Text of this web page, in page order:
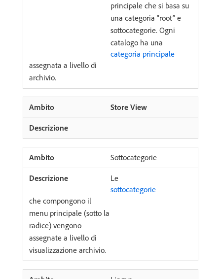
principale che si basa su
una categoria “root” e
sottocategorie. Ogni
catalogo ha una
categoria principale
assegnata a livello di
archivio.
Store View
Sottocategorie
Le
sottocategorie
che compongono il
menu principale (sotto la
radice) vengono
assegnate a livello di
visualizzazione archivio.